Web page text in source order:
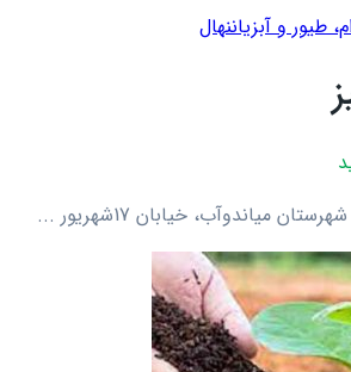
طيور و آبزياننهال
میاندوآب، خیابان 17شهریور ...